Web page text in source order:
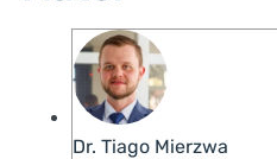
Dr. Tiago Mierzwa